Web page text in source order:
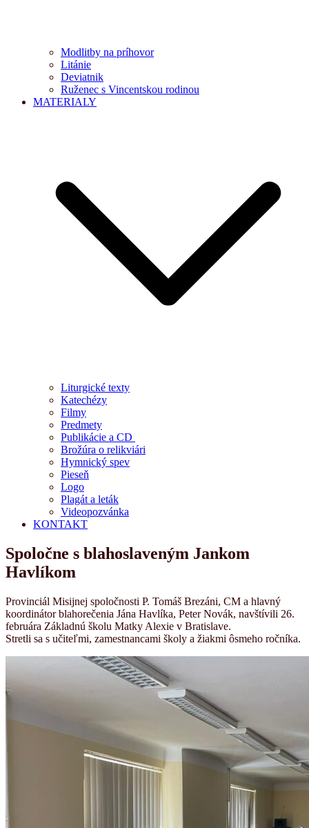
Modlitby na príhovor
Litánie
Deviatnik
Ruženec s Vincentskou rodinou
MATERIALY
Liturgické texty
Katechézy
Filmy
Predmety
Publikácie a CD
Brožúra o relikviári
Hymnický spev
Pieseň
Logo
Plagát a leták
Videopozvánka
KONTAKT
Spoločne s blahoslaveným Jankom
Havlíkom
Provinciál Misijnej spoločnosti P. Tomáš Brezáni, CM a hlavný
koordinátor blahorečenia Jána Havlíka, Peter Novák, navštívili 26.
februára Základnú školu Matky Alexie v Bratislave.
Stretli sa s učiteľmi, zamestnancami školy a žiakmi ôsmeho ročníka.